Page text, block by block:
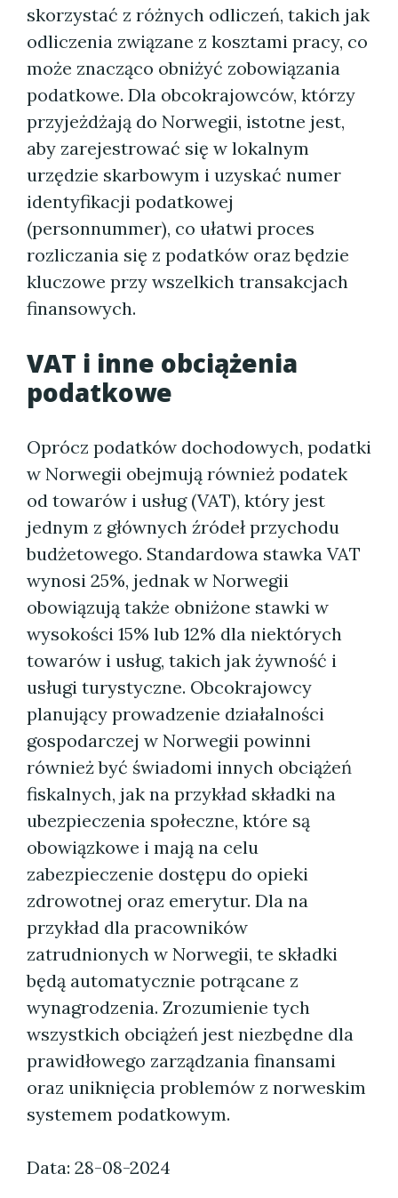
skorzystać z różnych odliczeń, takich jak
odliczenia związane z kosztami pracy, co
może znacząco obniżyć zobowiązania
podatkowe. Dla obcokrajowców, którzy
przyjeżdżają do Norwegii, istotne jest,
aby zarejestrować się w lokalnym
urzędzie skarbowym i uzyskać numer
identyfikacji podatkowej
(personnummer), co ułatwi proces
rozliczania się z podatków oraz będzie
kluczowe przy wszelkich transakcjach
finansowych.
VAT i inne obciążenia
podatkowe
Oprócz podatków dochodowych, podatki
w Norwegii obejmują również podatek
od towarów i usług (VAT), który jest
jednym z głównych źródeł przychodu
budżetowego. Standardowa stawka VAT
wynosi 25%, jednak w Norwegii
obowiązują także obniżone stawki w
wysokości 15% lub 12% dla niektórych
towarów i usług, takich jak żywność i
usługi turystyczne. Obcokrajowcy
planujący prowadzenie działalności
gospodarczej w Norwegii powinni
również być świadomi innych obciążeń
fiskalnych, jak na przykład składki na
ubezpieczenia społeczne, które są
obowiązkowe i mają na celu
zabezpieczenie dostępu do opieki
zdrowotnej oraz emerytur. Dla na
przykład dla pracowników
zatrudnionych w Norwegii, te składki
będą automatycznie potrącane z
wynagrodzenia. Zrozumienie tych
wszystkich obciążeń jest niezbędne dla
prawidłowego zarządzania finansami
oraz uniknięcia problemów z norweskim
systemem podatkowym.
Data: 28-08-2024